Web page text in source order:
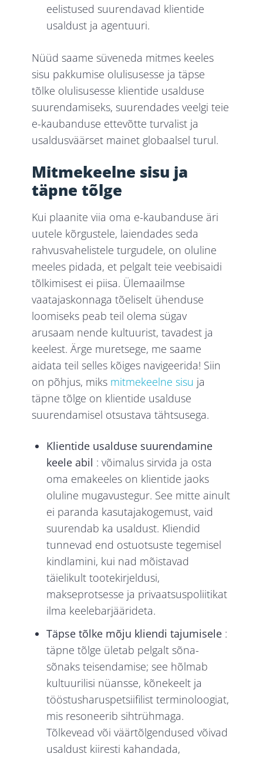
eelistused suurendavad klientide
usaldust ja agentuuri.
Nüüd saame süveneda mitmes keeles
sisu pakkumise olulisusesse ja täpse
tõlke olulisusesse klientide usalduse
suurendamiseks, suurendades veelgi teie
e-kaubanduse ettevõtte turvalist ja
usaldusväärset mainet globaalsel turul.
Mitmekeelne sisu ja
täpne tõlge
Kui plaanite viia oma e-kaubanduse äri
uutele kõrgustele, laiendades seda
rahvusvahelistele turgudele, on oluline
meeles pidada, et pelgalt teie veebisaidi
tõlkimisest ei piisa. Ülemaailmse
vaatajaskonnaga tõeliselt ühenduse
loomiseks peab teil olema sügav
arusaam nende kultuurist, tavadest ja
keelest. Ärge muretsege, me saame
aidata teil selles kõiges navigeerida! Siin
on põhjus, miks mitmekeelne sisu ja
täpne tõlge on klientide usalduse
suurendamisel otsustava tähtsusega.
Klientide usalduse suurendamine
keele abil : võimalus sirvida ja osta
oma emakeeles on klientide jaoks
oluline mugavustegur. See mitte ainult
ei paranda kasutajakogemust, vaid
suurendab ka usaldust. Kliendid
tunnevad end ostuotsuste tegemisel
kindlamini, kui nad mõistavad
täielikult tootekirjeldusi,
makseprotsesse ja privaatsuspoliitikat
ilma keelebarjäärideta.
Täpse tõlke mõju kliendi tajumisele :
täpne tõlge ületab pelgalt sõna-
sõnaks teisendamise; see hõlmab
kultuurilisi nüansse, kõnekeelt ja
tööstusharuspetsiifilist terminoloogiat,
mis resoneerib sihtrühmaga.
Tõlkevead või väärtõlgendused võivad
usaldust kiiresti kahandada,